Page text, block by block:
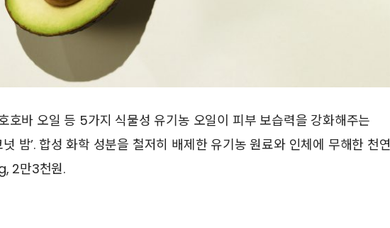
호바 오일 등 5가지 식물성 유기농 오일이 피부 보습력을 강화해주는
밤’. 합성 화학 성분을 철저히 배제한 유기농 원료와 인체에 무해한 천연
2만3천원.